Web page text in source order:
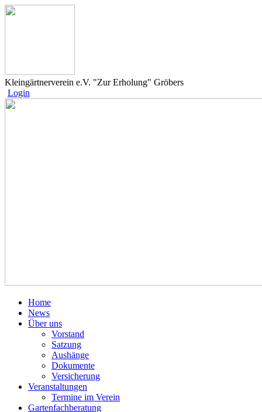
Kleingärtnerverein e.V. "Zur Erholung" Gröbers
Login
Home
News
Über uns
Vorstand
Satzung
Aushänge
Dokumente
Versicherung
Veranstaltungen
Termine im Verein
Gartenfachberatung